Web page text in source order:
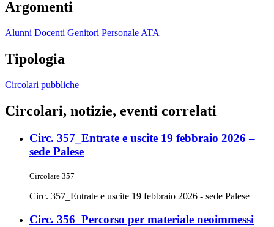
Argomenti
Alunni Docenti Genitori Personale ATA
Tipologia
Circolari pubbliche
Circolari, notizie, eventi correlati
Circ. 357_Entrate e uscite 19 febbraio 2026 –
sede Palese
Circolare 357
Circ. 357_Entrate e uscite 19 febbraio 2026 - sede Palese
Circ. 356_Percorso per materiale neoimmessi